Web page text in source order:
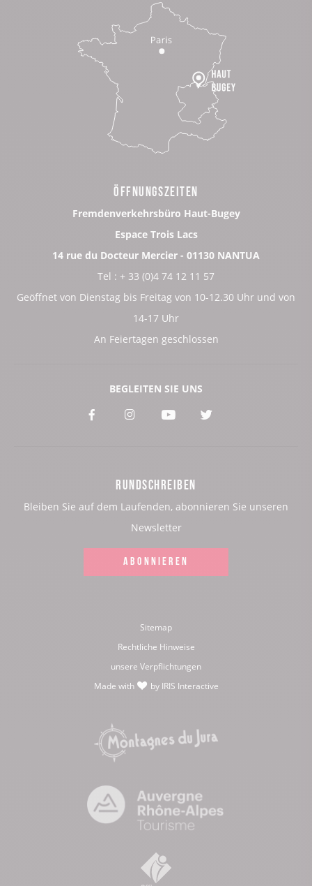
ÖFFNUNGSZEITEN
Fremdenverkehrsbüro Haut-Bugey
Espace Trois Lacs
14 rue du Docteur Mercier - 01130 NANTUA
Tel : + 33 (0)4 74 12 11 57
Geöffnet von Dienstag bis Freitag von 10-12.30 Uhr und von
14-17 Uhr
An Feiertagen geschlossen
BEGLEITEN SIE UNS
Voir
Facebook
Voir
Instagram
Voir
Youtube
Voir
RUNDSCHREIBEN
Bleiben Sie auf dem Laufenden, abonnieren Sie unseren
Newsletter
ABONNIEREN
Sitemap
Rechtliche Hinweise
unsere Verpflichtungen
Made with
by IRIS Interactive